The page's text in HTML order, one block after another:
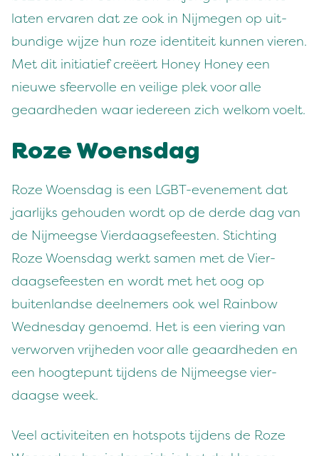
lat­en ervaren dat ze ook in Nijmegen op uit­
bundi­ge wijze hun roze iden­titeit kun­nen vieren.
Met dit ini­ti­atief creëert Hon­ey Hon­ey een
nieuwe sfeer­volle en veilige plek voor alle
geaard­he­den waar iedereen zich welkom voelt.
Roze Woens­dag
Roze Woens­dag is een LGBT-even­e­ment dat
jaar­lijks gehouden wordt op de derde dag van
de Nijmeegse Vier­daagse­feesten. Sticht­ing
Roze Woens­dag werkt samen met de Vier­
daagse­feesten en wordt met het oog op
buiten­landse deel­ne­mers ook wel Rain­bow
Wednes­day genoemd. Het is een vier­ing van
ver­wor­ven vri­jhe­den voor alle geaard­he­den en
een hoogtepunt tij­dens de Nijmeegse vier­
daagse week.
Veel activiteit­en en hotspots tij­dens de Roze